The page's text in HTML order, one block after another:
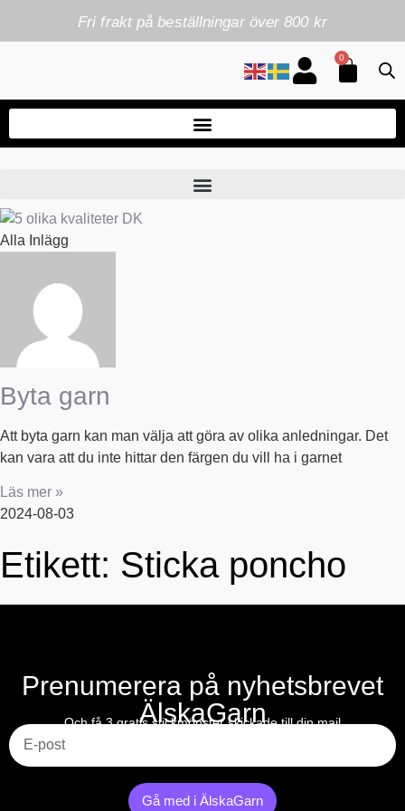
Fri frakt på beställningar över 800 kr
0
Alla Inlägg
Byta garn
Att byta garn kan man välja att göra av olika anledningar. Det
kan vara att du inte hittar den färgen du vill ha i garnet
Läs mer »
2024-08-03
Etikett: Sticka poncho
Prenumerera på nyhetsbrevet
ÄlskaGarn
Och få 3 gratis stickmönster skickade till din mail
Gå med i ÄlskaGarn